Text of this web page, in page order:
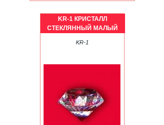
KR-1 КРИСТАЛЛ
СТЕКЛЯННЫЙ МАЛЫЙ
KR-1